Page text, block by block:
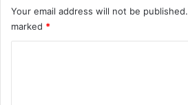
Your email address will not be published.
marked *